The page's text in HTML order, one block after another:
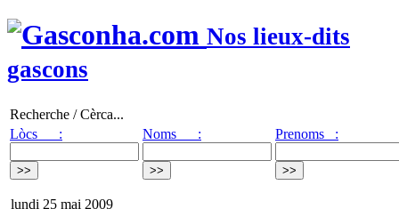
Nos lieux-dits
gascons
Recherche / Cèrca...
Lòcs :
Noms : Prenoms :
lundi 25 mai 2009